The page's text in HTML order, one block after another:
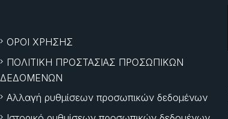
ΟΡΟΙ ΧΡΗΣΗΣ
ΠΟΛΙΤΙΚΗ ΠΡΟΣΤΑΣΙΑΣ ΠΡΟΣΩΠΙΚΩΝ
ΔΕΔΟΜΕΝΩΝ
Αλλαγή ρυθμίσεων προσωπικών δεδομένων